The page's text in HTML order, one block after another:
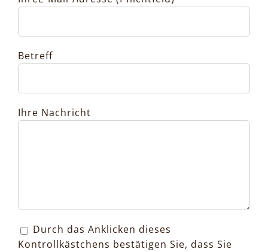
Betreff
Ihre Nachricht
Durch das Anklicken dieses
Kontrollkästchens bestätigen Sie, dass Sie